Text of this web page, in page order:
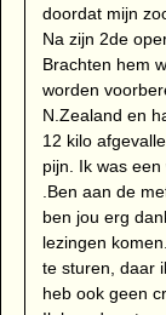
doordat mijn
Na zijn 2de
Brachten hem
worden
N.Zealand en
12 kilo
pijn. Ik was
.Ben aan de
ben jou erg
lezingen
te sturen, daar
heb ook geen